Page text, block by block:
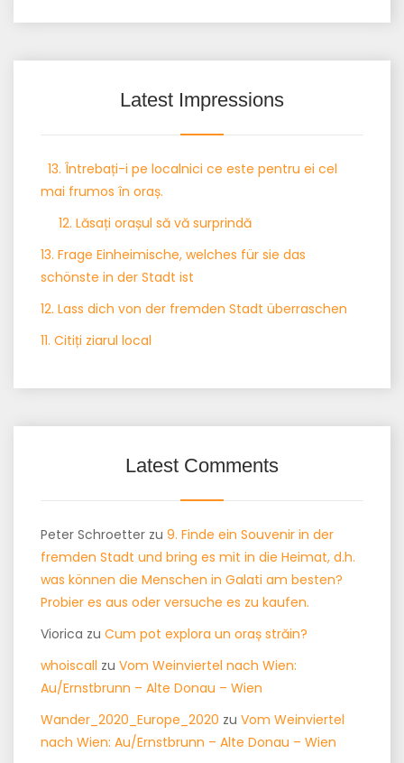
Latest Impressions
13. Întrebați-i pe localnici ce este pentru ei cel
mai frumos în oraș.
12. Lăsați orașul să vă surprindă
13. Frage Einheimische, welches für sie das
schönste in der Stadt ist
12. Lass dich von der fremden Stadt überraschen
11. Citiți ziarul local
Latest Comments
Peter Schroetter zu 9. Finde ein Souvenir in der
fremden Stadt und bring es mit in die Heimat, d.h.
was können die Menschen in Galati am besten?
Probier es aus oder versuche es zu kaufen.
Viorica zu Cum pot explora un oraș străin?
whoiscall zu Vom Weinviertel nach Wien:
Au/Ernstbrunn – Alte Donau – Wien
Wander_2020_Europe_2020 zu Vom Weinviertel
nach Wien: Au/Ernstbrunn – Alte Donau – Wien